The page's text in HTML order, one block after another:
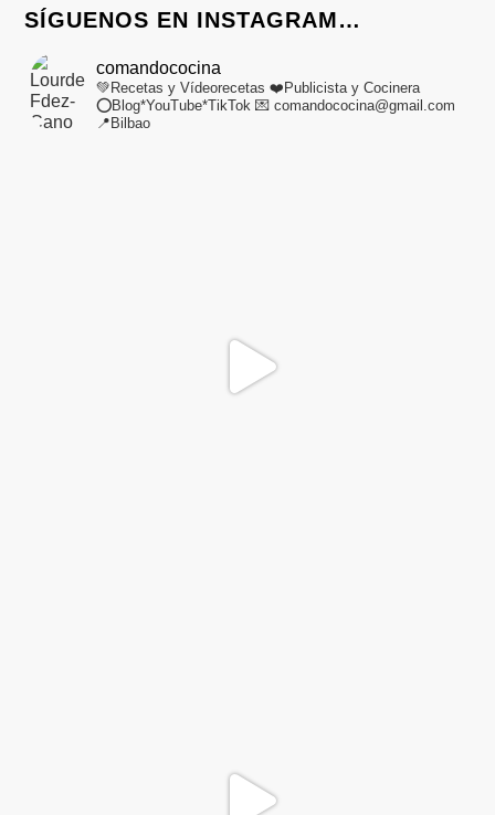
SÍGUENOS EN INSTAGRAM…
comandococina
💚Recetas y Vídeorecetas ❤️Publicista y Cocinera
⭕Blog*YouTube*TikTok 💌 comandococina@gmail.com
📍Bilbao